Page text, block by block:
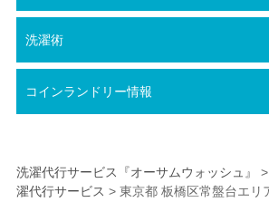
洗濯術
コインランドリー情報
洗濯代行サービス『オーサムウォッシュ』 >
濯代行サービス > 東京都 板橋区常盤台エリ